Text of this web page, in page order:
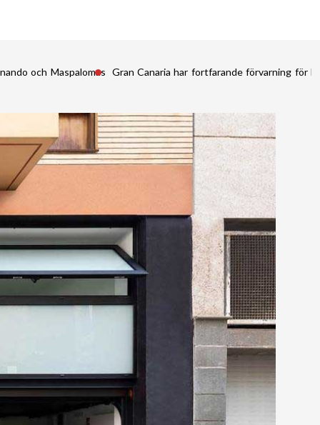
och Maspalomas Gran Canaria har fortfarande förvarning för